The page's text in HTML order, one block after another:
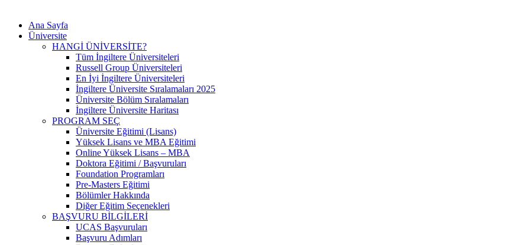
Ana Sayfa
Üniversite
HANGİ ÜNİVERSİTE?
Tüm İngiltere Üniversiteleri
Russell Group Üniversiteleri
En İyi İngiltere Üniversiteleri
İngiltere Üniversite Sıralamaları 2025
Üniversite Bölüm Sıralamaları
İngiltere Üniversite Haritası
PROGRAM SEÇ
Üniversite Eğitimi (Lisans)
Yüksek Lisans ve MBA Eğitimi
Online Yüksek Lisans – MBA
Doktora Eğitimi / Başvuruları
Foundation Programları
Pre-Masters Eğitimi
Bölümler Hakkında
Diğer Eğitim Seçenekleri
BAŞVURU BİLGİLERİ
UCAS Başvuruları
Başvuru Adımları